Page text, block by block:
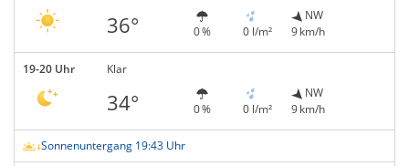
36° 0 % 0 l/m²
NW
9 km/h
19-20 Uhr Klar
34° 0 % 0 l/m²
NW
9 km/h
Sonnenuntergang 19:43 Uhr